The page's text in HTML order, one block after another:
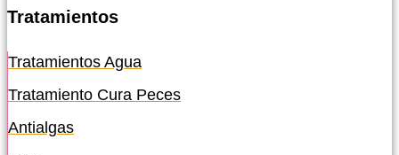
Tratamientos
Tratamientos Agua
Tratamiento Cura Peces
Antialgas